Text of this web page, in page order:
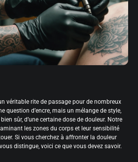
véritable rite de passage pour de nombreux
question d’encre, mais un mélange de style,
sûr, d’une certaine dose de douleur. Notre
les zones du corps et leur sensibilité
Si vous cherchez à affronter la douleur
distingue, voici ce que vous devez savoir.